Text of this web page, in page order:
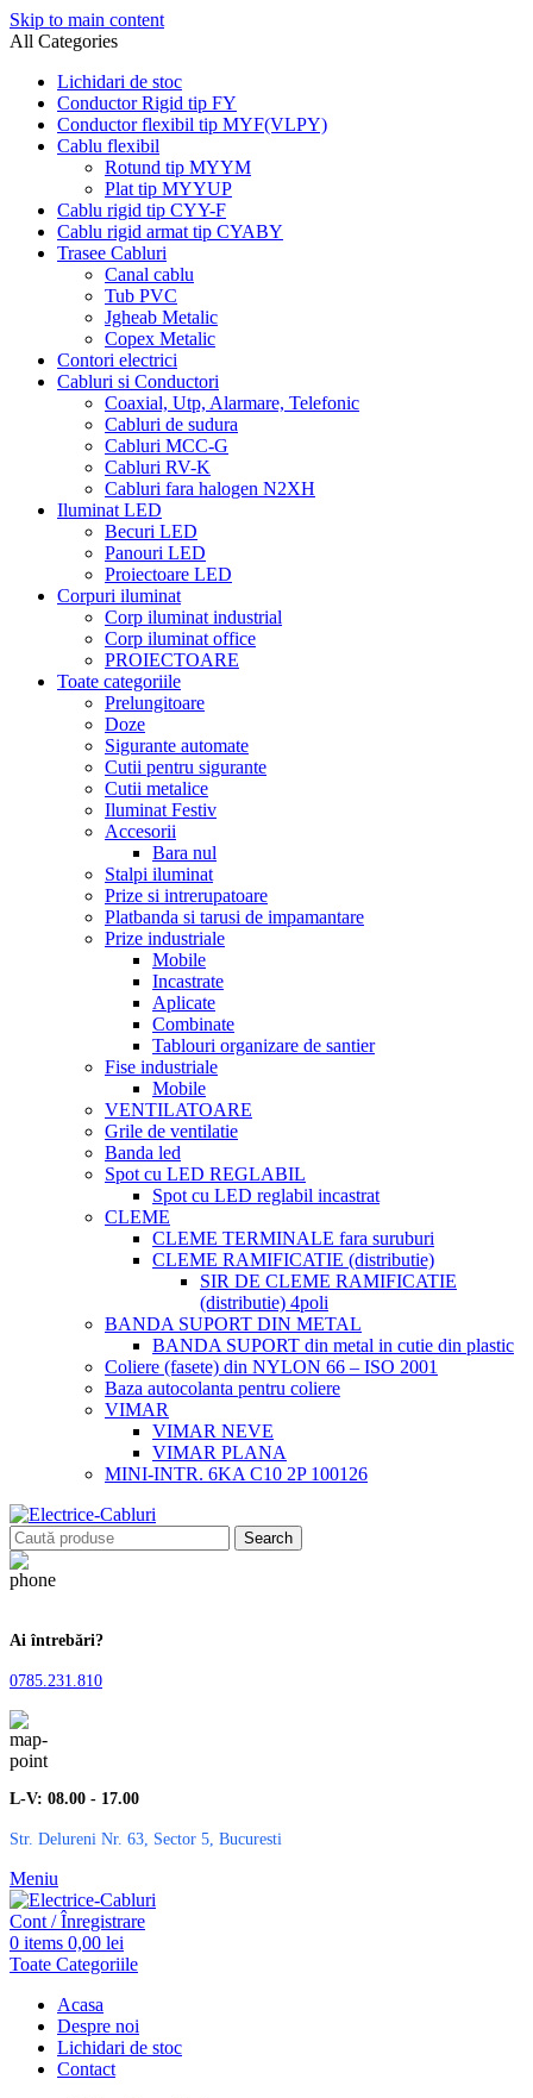
Skip to main content
All Categories
Lichidari de stoc
Conductor Rigid tip FY
Conductor flexibil tip MYF(VLPY)
Cablu flexibil
Rotund tip MYYM
Plat tip MYYUP
Cablu rigid tip CYY-F
Cablu rigid armat tip CYABY
Trasee Cabluri
Canal cablu
Tub PVC
Jgheab Metalic
Copex Metalic
Contori electrici
Cabluri si Conductori
Coaxial, Utp, Alarmare, Telefonic
Cabluri de sudura
Cabluri MCC-G
Cabluri RV-K
Cabluri fara halogen N2XH
Iluminat LED
Becuri LED
Panouri LED
Proiectoare LED
Corpuri iluminat
Corp iluminat industrial
Corp iluminat office
PROIECTOARE
Toate categoriile
Prelungitoare
Doze
Sigurante automate
Cutii pentru sigurante
Cutii metalice
Iluminat Festiv
Accesorii
Bara nul
Stalpi iluminat
Prize si intrerupatoare
Platbanda si tarusi de impamantare
Prize industriale
Mobile
Incastrate
Aplicate
Combinate
Tablouri organizare de santier
Fise industriale
Mobile
VENTILATOARE
Grile de ventilatie
Banda led
Spot cu LED REGLABIL
Spot cu LED reglabil incastrat
CLEME
CLEME TERMINALE fara suruburi
CLEME RAMIFICATIE (distributie)
SIR DE CLEME RAMIFICATIE
(distributie) 4poli
BANDA SUPORT DIN METAL
BANDA SUPORT din metal in cutie din plastic
Coliere (fasete) din NYLON 66 – ISO 2001
Baza autocolanta pentru coliere
VIMAR
VIMAR NEVE
VIMAR PLANA
MINI-INTR. 6KA C10 2P 100126
Search
Ai întrebări?
0785.231.810
L-V: 08.00 - 17.00
Str. Delureni Nr. 63, Sector 5, Bucuresti
Meniu
Cont / Înregistrare
0 items 0,00 lei
Toate Categoriile
Acasa
Despre noi
Lichidari de stoc
Contact